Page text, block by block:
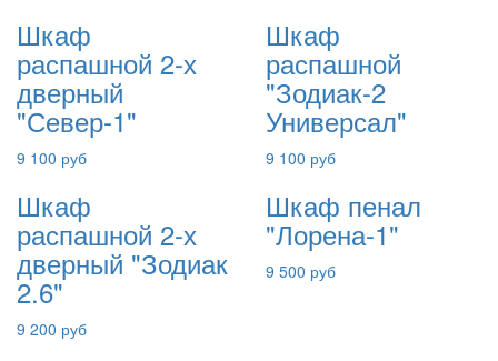
Шкаф
распашной 2-х
дверный
"Север-1"
9 100 руб
Шкаф
распашной
"Зодиак-2
Универсал"
9 100 руб
Шкаф
распашной 2-х
дверный "Зодиак
2.6"
9 200 руб
Шкаф пенал
"Лорена-1"
9 500 руб